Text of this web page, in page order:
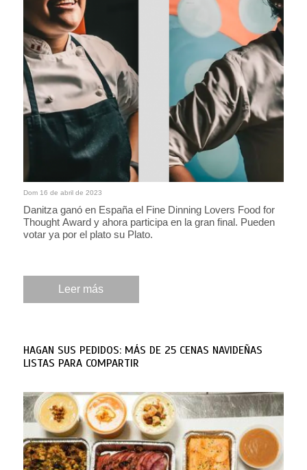
Dom 16 de abril de 2023
Danitza ganó en España el Fine Dinning Lovers Food for
Thought Award y ahora participa en la gran final. Pueden
votar ya por el plato su Plato.
Leer más
HAGAN SUS PEDIDOS: MÁS DE 25 CENAS NAVIDEÑAS
LISTAS PARA COMPARTIR